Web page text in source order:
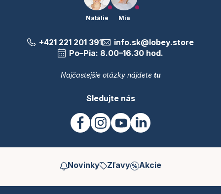
Natálie Mia
+421 221 201 391
info.sk@lobey.store
Po–Pia: 8.00–16.30 hod.
Najčastejšie otázky nájdete tu
Sledujte nás
Novinky Zľavy Akcie